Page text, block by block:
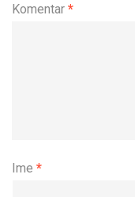
Komentar *
Ime *